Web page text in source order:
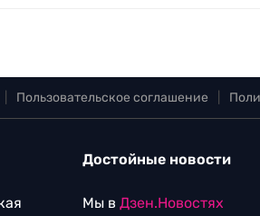
Пользовательское соглашение
Достойные новости
Мы в Дзен.Новостях